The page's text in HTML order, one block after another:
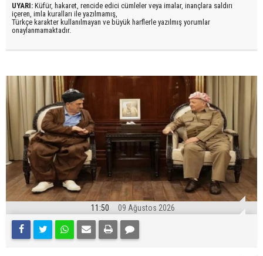
UYARI: Küfür, hakaret, rencide edici cümleler veya imalar, inançlara saldırı
içeren, imla kuralları ile yazılmamış,
Türkçe karakter kullanılmayan ve büyük harflerle yazılmış yorumlar
onaylanmamaktadır.
11:50 09 Ağustos 2026